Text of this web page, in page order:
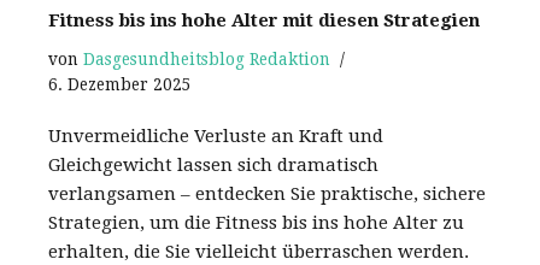
Fitness bis ins hohe Alter mit diesen Strategien
von Dasgesundheitsblog Redaktion
6. Dezember 2025
Unvermeidliche Verluste an Kraft und
Gleichgewicht lassen sich dramatisch
verlangsamen – entdecken Sie praktische, sichere
Strategien, um die Fitness bis ins hohe Alter zu
erhalten, die Sie vielleicht überraschen werden.